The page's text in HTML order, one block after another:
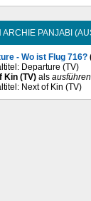
ARCHIE PANJABI
- Wo ist Flug 716?
Departure (TV)
Kin (TV) als
Next of Kin (TV)